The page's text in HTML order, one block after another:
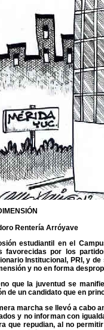
Rentería Arróyave
estudiantil en el
favorecidas por los
Institucional, PRI, y
y no en forma
que la juventud se
de un candidato que en
marcha se llevó a cabo
y no informan con
que repudian, al no